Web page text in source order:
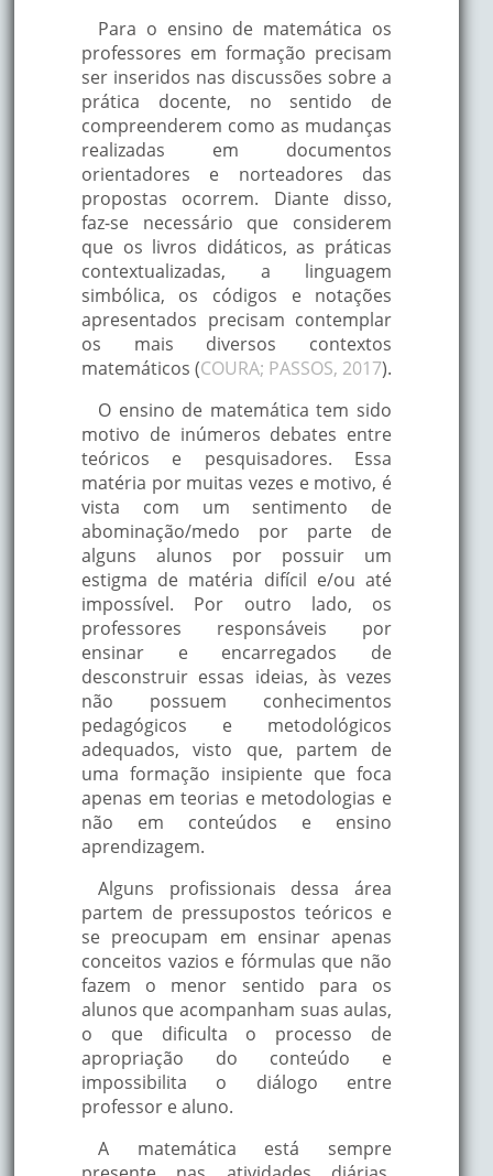
Para o ensino de matemática os
professores em formação precisam
ser inseridos nas discussões sobre a
prática docente, no sentido de
compreenderem como as mudanças
realizadas em documentos
orientadores e norteadores das
propostas ocorrem. Diante disso,
faz-se necessário que considerem
que os livros didáticos, as práticas
contextualizadas, a linguagem
simbólica, os códigos e notações
apresentados precisam contemplar
os mais diversos contextos
matemáticos (COURA; PASSOS, 2017).
O ensino de matemática tem sido
motivo de inúmeros debates entre
teóricos e pesquisadores. Essa
matéria por muitas vezes e motivo, é
vista com um sentimento de
abominação/medo por parte de
alguns alunos por possuir um
estigma de matéria difícil e/ou até
impossível. Por outro lado, os
professores responsáveis por
ensinar e encarregados de
desconstruir essas ideias, às vezes
não possuem conhecimentos
pedagógicos e metodológicos
adequados, visto que, partem de
uma formação insipiente que foca
apenas em teorias e metodologias e
não em conteúdos e ensino
aprendizagem.
Alguns profissionais dessa área
partem de pressupostos teóricos e
se preocupam em ensinar apenas
conceitos vazios e fórmulas que não
fazem o menor sentido para os
alunos que acompanham suas aulas,
o que dificulta o processo de
apropriação do conteúdo e
impossibilita o diálogo entre
professor e aluno.
A matemática está sempre